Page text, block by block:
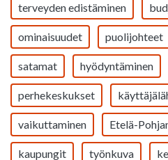
terveyden edistäminen
ominaisuudet puolijohteet
satamat hyödyntäminen
perhekeskukset
vaikuttaminen Etelä-
kaupungit työnkuva